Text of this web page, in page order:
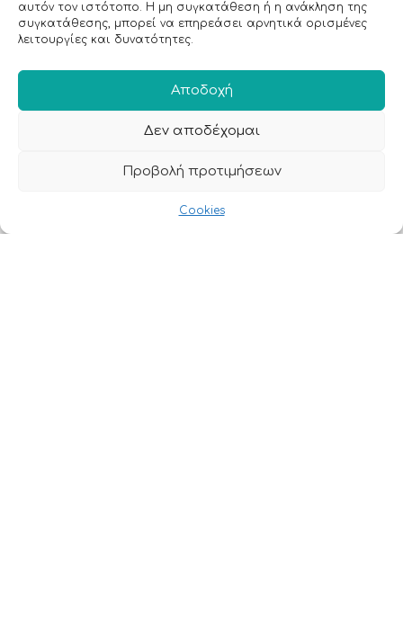
αυτόν τον ιστότοπο. Η μη συγκατάθεση ή η ανάκληση της
συγκατάθεσης, μπορεί να επηρεάσει αρνητικά ορισμένες
λειτουργίες και δυνατότητες.
Αποδοχή
Δεν αποδέχομαι
Προβολή προτιμήσεων
Cookies
Email: